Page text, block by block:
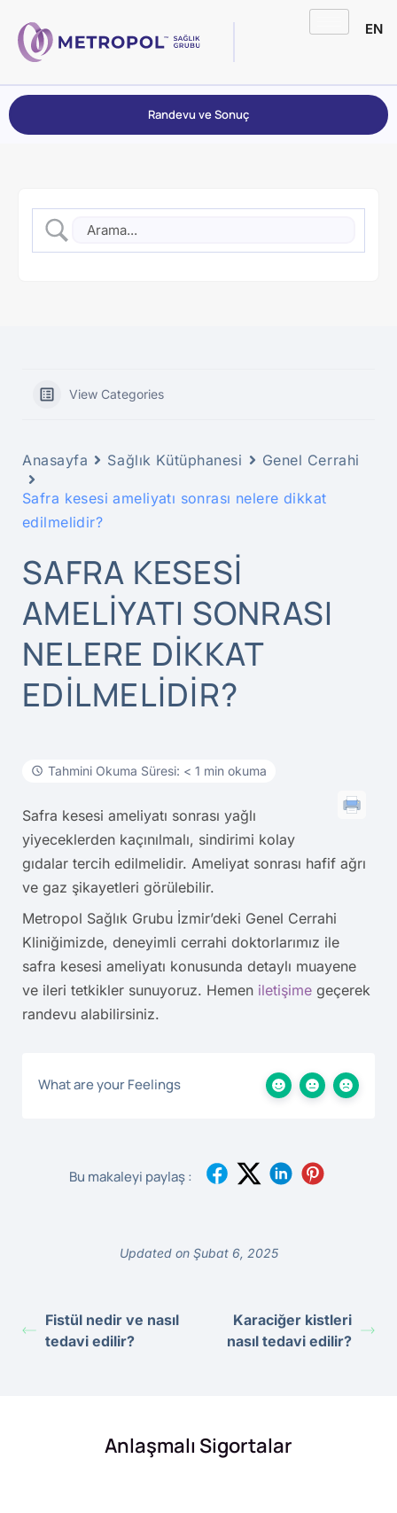
EN
Randevu ve Sonuç
View Categories
Anasayfa Sağlık Kütüphanesi Genel Cerrahi
Safra kesesi ameliyatı sonrası nelere dikkat
edilmelidir?
SAFRA KESESI
AMELIYATI SONRASI
NELERE DIKKAT
EDILMELIDIR?
Tahmini Okuma Süresi: < 1 min okuma
Safra kesesi ameliyatı sonrası yağlı
yiyeceklerden kaçınılmalı, sindirimi kolay
gıdalar tercih edilmelidir. Ameliyat sonrası hafif ağrı
ve gaz şikayetleri görülebilir.
Metropol Sağlık Grubu İzmir’deki Genel Cerrahi
Kliniğimizde, deneyimli cerrahi doktorlarımız ile
safra kesesi ameliyatı konusunda detaylı muayene
ve ileri tetkikler sunuyoruz. Hemen iletişime geçerek
randevu alabilirsiniz.
What are your Feelings
Bu makaleyi paylaş :
Updated on Şubat 6, 2025
Fistül nedir ve nasıl
tedavi edilir?
Karaciğer kistleri
nasıl tedavi edilir?
Anlaşmalı Sigortalar